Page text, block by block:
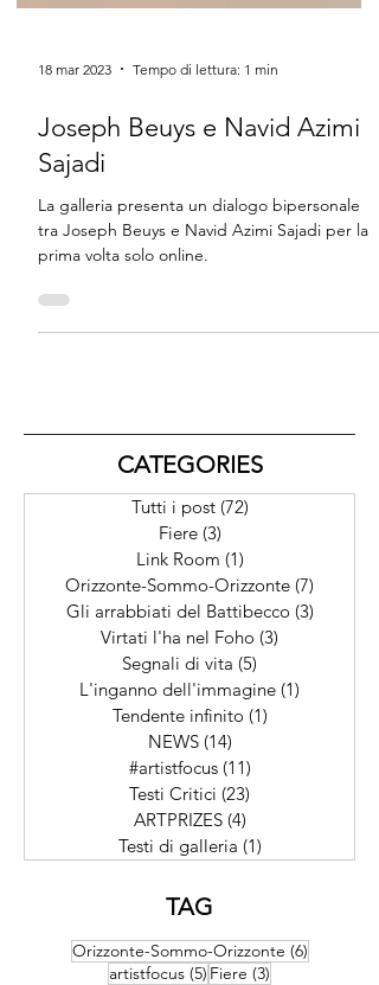
18 mar 2023 Tempo di lettura: 1 min
Joseph Beuys e Navid Azimi
Sajadi
La galleria presenta un dialogo bipersonale
prima volta solo online.
CATEGORIES
Tutti i post (72)
Fiere (3)3 post
Link Room (1)1 post
Orizzonte-Sommo-Orizzonte
Gli arrabbiati del Battibecco
Virtati l'ha nel Foho (3) 3 post
Segnali di vita (5)5 post
L'inganno dell'immagine
Tendente infinito (1)
NEWS (14)14 post
#artistfocus (11)
Testi Critici (23)23 post
ARTPRIZES (4)4 post
Testi di galleria
TAG